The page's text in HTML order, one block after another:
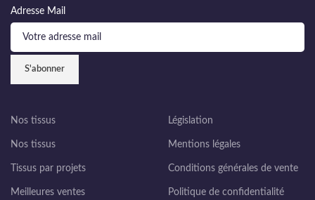
Adresse Mail
Nos tissus
Nos tissus
Tissus par projets
Meilleures ventes
Législation
Mentions légales
Conditions générales de vente
Politique de confidentialité